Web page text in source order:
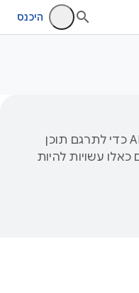
היכנס
‫Google משתמשת בטכנולוגיית AI כדי לתרגם תוכן
עשויות להיות